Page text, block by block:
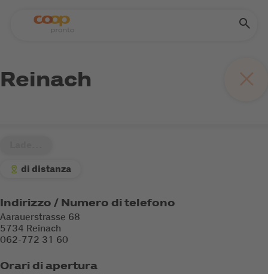
Reinach
di distanza
Indirizzo / Numero di telefono
Aarauerstrasse 68
5734 Reinach
062-772 31 60
Orari di apertura